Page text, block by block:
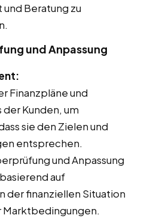
Beratung zu
und Anpassung
Finanzpläne und
Kunden, um
sie den Zielen und
entsprechen.
und Anpassung
auf
der finanziellen Situation
Marktbedingungen.